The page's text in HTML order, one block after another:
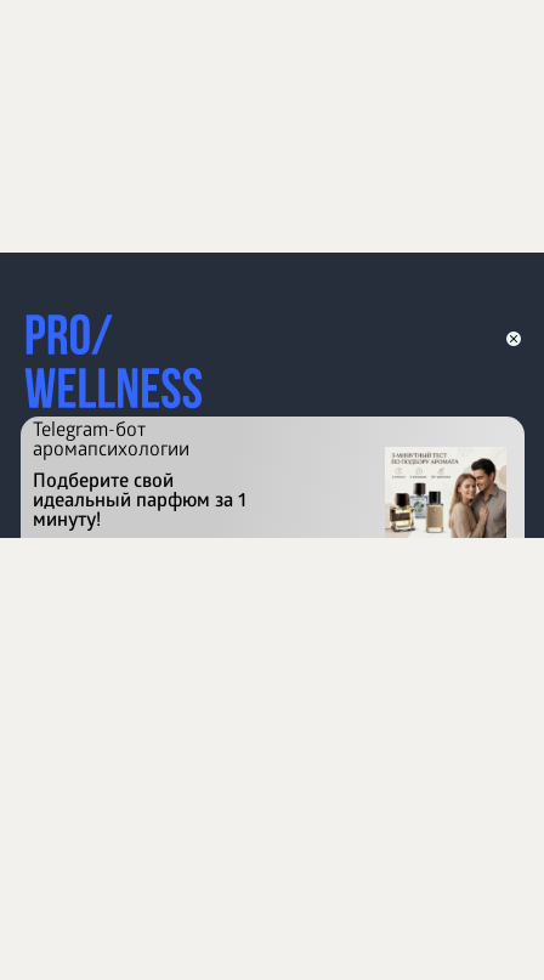
Перейти на сайт
Telegram-бот
аромапсихологии
Подберите свой
идеальный парфюм за 1
минуту!